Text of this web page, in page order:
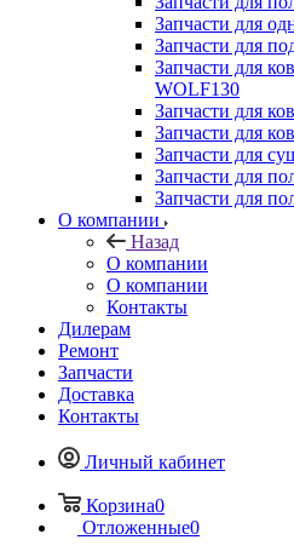
Запчасти для
Запчасти для
Запчасти для
WOLF130
Запчасти для
Запчасти для
Запчасти для
Запчасти для
Запчасти для
О компании
Назад
О компании
О компании
Контакты
Дилерам
Ремонт
Запчасти
Доставка
Контакты
Личный кабинет
Корзина0
Отложенные0